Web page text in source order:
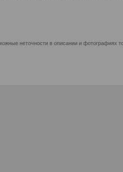
неточности в описании и фотографиях